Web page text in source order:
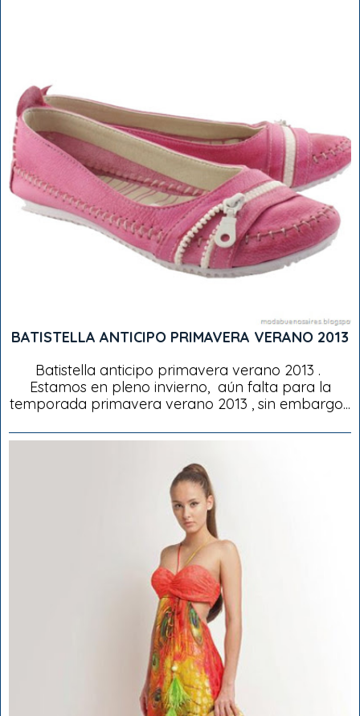
BATISTELLA ANTICIPO PRIMAVERA VERANO 2013
Batistella anticipo primavera verano 2013 .
Estamos en pleno invierno, aún falta para la
temporada primavera verano 2013 , sin embargo...